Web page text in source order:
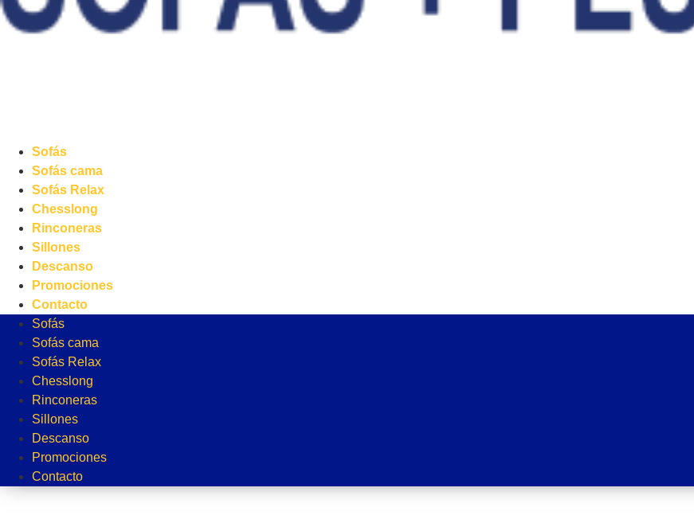
Sofás
Sofás cama
Sofás Relax
Chesslong
Rinconeras
Sillones
Descanso
Promociones
Contacto
Sofás
Sofás cama
Sofás Relax
Chesslong
Rinconeras
Sillones
Descanso
Promociones
Contacto